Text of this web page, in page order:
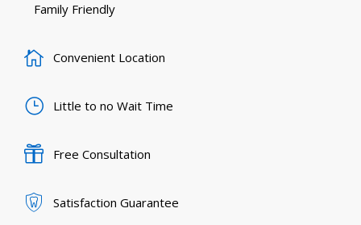
Family Friendly
Convenient Location
Little to no Wait Time
Free Consultation
Satisfaction Guarantee